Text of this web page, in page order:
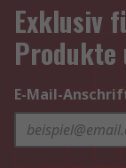
Exklusiv
Produkte
E-Mail-